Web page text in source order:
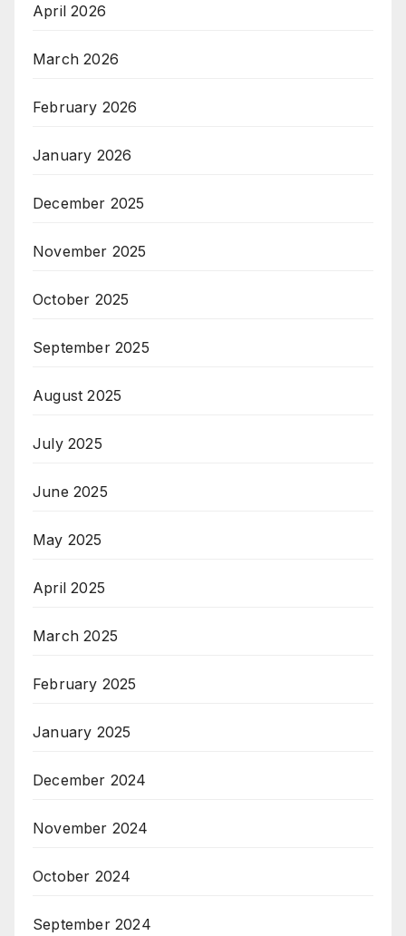
April 2026
March 2026
February 2026
January 2026
December 2025
November 2025
October 2025
September 2025
August 2025
July 2025
June 2025
May 2025
April 2025
March 2025
February 2025
January 2025
December 2024
November 2024
October 2024
September 2024